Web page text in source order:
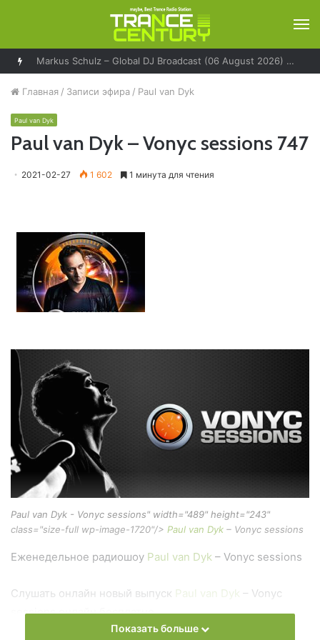
Markus Schulz – Global DJ Broadcast (06 August 2026) – World Tour Los Angeles
Главная / Записи эфира / Paul van Dyk
Paul van Dyk
Paul van Dyk – Vonyc sessions 747
2021-02-27 1 602 1 минута для чтения
Paul van Dyk - Vonyc sessions" width="489" height="243"
class="size-full wp-image-1720"/> Paul van Dyk – Vonyc sessions
Еженедельное радиошоу Paul van Dyk – Vonyc sessions
Слушать онлайн новый выпуск Paul van Dyk – Vonyc
sessions онлайн бесплатно
Показать больше